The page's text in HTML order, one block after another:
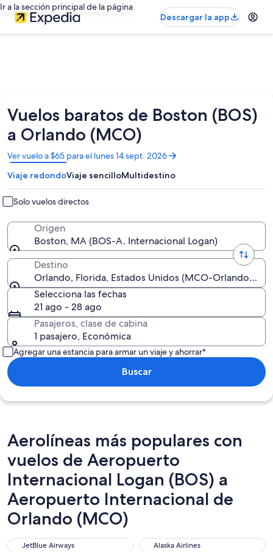
Ir a la sección principal de la página
Descargar la app
Vuelos baratos de Boston (BOS)
a Orlando (MCO)
Ver vuelo a $65 para el lunes 14 sept. 2026
Se
abrirá
en
una
nueva
ventana
Viaje redondoViaje sencilloMultidestino
Solo vuelos directos
Origen
Boston, MA (BOS-A. Internacional Logan)
Destino
Orlando, Florida, Estados Unidos (MCO-Orlando Intl.)
Selecciona las fechas
21 ago - 28 ago
Pasajeros, clase de cabina
1 pasajero, Económica
Agregar una estancia para armar un viaje y ahorrar*
Buscar
Aerolíneas más populares con
vuelos de Aeropuerto
Internacional Logan (BOS) a
Aeropuerto Internacional de
Orlando (MCO)
JetBlue Airways
JetBlue Airways Alaska Airlines
Alaska Airlines